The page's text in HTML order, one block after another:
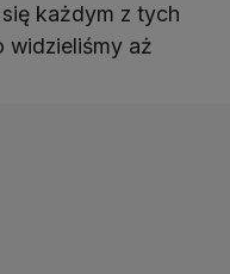
każdym z tych
widzieliśmy aż